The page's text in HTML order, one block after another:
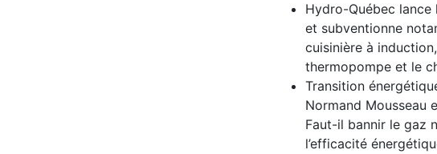
Hydro-Québec
et subventionne
cuisinière à
thermopompe et le
Transition
Normand Mousseau
Faut-il bannir le gaz
l’efficacité